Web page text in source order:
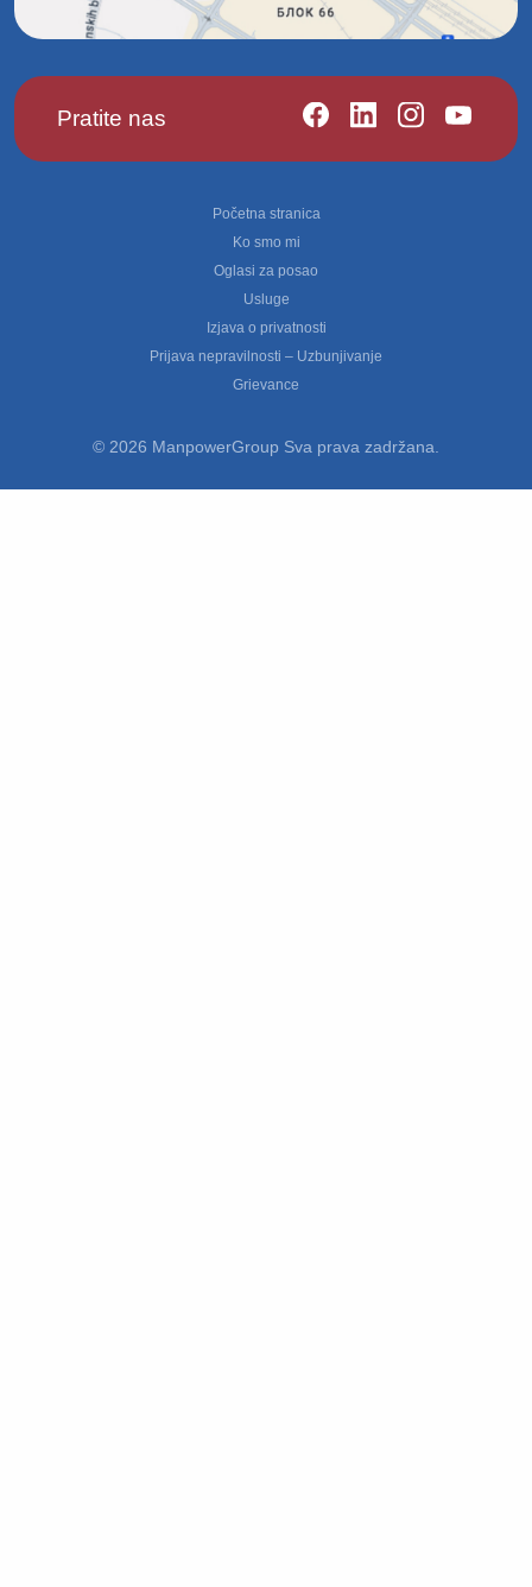
Pratite nas
Početna stranica
Ko smo mi
Oglasi za posao
Usluge
Izjava o privatnosti
Prijava nepravilnosti – Uzbunjivanje
Grievance
© 2026 ManpowerGroup Sva prava zadržana.